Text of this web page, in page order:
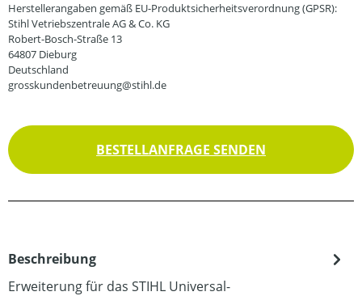
Herstellerangaben gemäß EU-Produktsicherheitsverordnung (GPSR):
Stihl Vetriebszentrale AG & Co. KG
Robert-Bosch-Straße 13
64807 Dieburg
Deutschland
grosskundenbetreuung@stihl.de
BESTELLANFRAGE SENDEN
Beschreibung
Erweiterung für das STIHL Universal-